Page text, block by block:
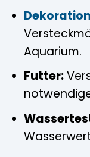
Dekoration
Aquarium.
Futter: